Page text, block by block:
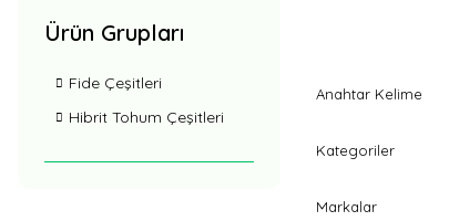
Ürün Grupları
Fide Çeşitleri
Hibrit Tohum Çeşitleri
Anahtar Kelime
Kategoriler
Markalar